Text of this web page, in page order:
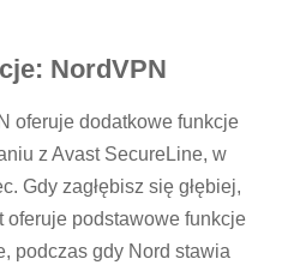
NordVPN
oferuje dodatkowe funkcje
z Avast SecureLine, w
Gdy zagłębisz się głębiej,
oferuje podstawowe funkcje
podczas gdy Nord stawia